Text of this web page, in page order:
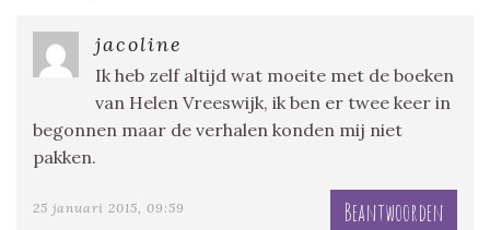
jacoline
Ik heb zelf altijd wat moeite met de boeken
van Helen Vreeswijk, ik ben er twee keer in
begonnen maar de verhalen konden mij niet
pakken.
25 januari 2015, 09:59 Beantwoorden